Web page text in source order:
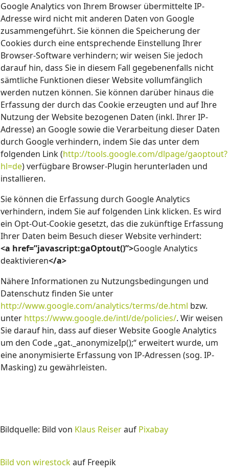
Google Analytics von Ihrem Browser übermittelte IP-
Adresse wird nicht mit anderen Daten von Google
zusammengeführt. Sie können die Speicherung der
Cookies durch eine entsprechende Einstellung Ihrer
Browser-Software verhindern; wir weisen Sie jedoch
darauf hin, dass Sie in diesem Fall gegebenenfalls nicht
sämtliche Funktionen dieser Website vollumfänglich
werden nutzen können. Sie können darüber hinaus die
Erfassung der durch das Cookie erzeugten und auf Ihre
Nutzung der Website bezogenen Daten (inkl. Ihrer IP-
Adresse) an Google sowie die Verarbeitung dieser Daten
durch Google verhindern, indem Sie das unter dem
folgenden Link (http://tools.google.com/dlpage/gaoptout?
hl=de) verfügbare Browser-Plugin herunterladen und
installieren.
Sie können die Erfassung durch Google Analytics
verhindern, indem Sie auf folgenden Link klicken. Es wird
ein Opt-Out-Cookie gesetzt, das die zukünftige Erfassung
Ihrer Daten beim Besuch dieser Website verhindert:
<a href=”javascript:gaOptout()”>Google Analytics
deaktivieren</a>
Nähere Informationen zu Nutzungsbedingungen und
Datenschutz finden Sie unter
http://www.google.com/analytics/terms/de.html bzw.
unter https://www.google.de/intl/de/policies/. Wir weisen
Sie darauf hin, dass auf dieser Website Google Analytics
um den Code „gat._anonymizeIp();“ erweitert wurde, um
eine anonymisierte Erfassung von IP-Adressen (sog. IP-
Masking) zu gewährleisten.
Bildquelle: Bild von Klaus Reiserauf Pixabay
Bild von wirestockauf Freepik